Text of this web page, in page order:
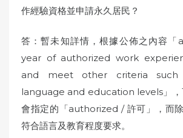
作經驗資格並申請永久居民？
答：暫未知詳情，根據公佈之內容
year of authorized work
and meet other criteria such
language and education levels」，
會指定的「authorized / 許可」，而
符合語言及教育程度要求。